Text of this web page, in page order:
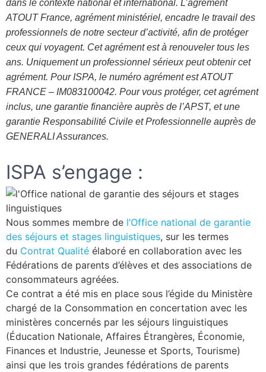
dans le contexte national et international. L’agrément
ATOUT France, agrément ministériel, encadre le travail des
professionnels de notre secteur d’activité, afin de protéger
ceux qui voyagent. Cet agrément est à renouveler tous les
ans. Uniquement un professionnel sérieux peut obtenir cet
agrément. Pour ISPA, le numéro agrément est ATOUT
FRANCE – IM083100042. Pour vous protéger, cet agrément
inclus, une garantie financière auprès de l’APST, et une
garantie Responsabilité Civile et Professionnelle auprès de
GENERALI Assurances.
ISPA s’engage :
Nous sommes membre de l’Office national de garantie
des séjours et stages linguistiques, sur les termes
du Contrat Qualité élaboré en collaboration avec les
Fédérations de parents d’élèves et des associations de
consommateurs agréées.
Ce contrat a été mis en place sous l’égide du Ministère
chargé de la Consommation en concertation avec les
ministères concernés par les séjours linguistiques
(Éducation Nationale, Affaires Étrangères, Économie,
Finances et Industrie, Jeunesse et Sports, Tourisme)
ainsi que les trois grandes fédérations de parents